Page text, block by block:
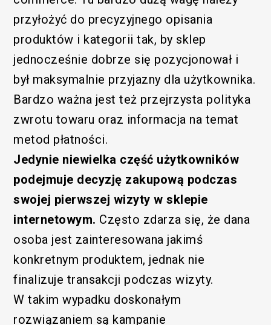
przyłożyć do precyzyjnego opisania
produktów i kategorii tak, by sklep
jednocześnie dobrze się pozycjonował i
był maksymalnie przyjazny dla użytkownika.
Bardzo ważna jest też przejrzysta polityka
zwrotu towaru oraz informacja na temat
metod płatności.
Jedynie niewielka część użytkowników
podejmuje decyzję zakupową podczas
swojej pierwszej wizyty w sklepie
internetowym. Często zdarza się, że dana
osoba jest zainteresowana jakimś
konkretnym produktem, jednak nie
finalizuje transakcji podczas wizyty.
W takim wypadku doskonałym
rozwiązaniem są kampanie